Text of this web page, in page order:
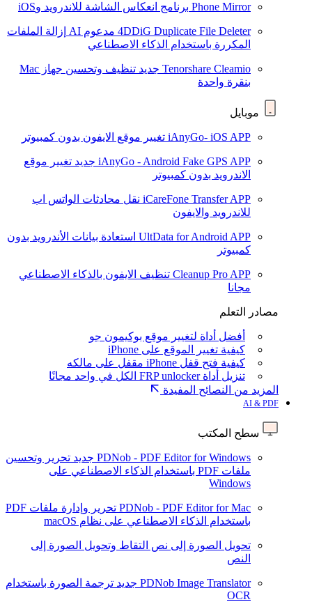
Phone Mirror برنامج انعكاس الشاشة للاندرويد وiOS
4DDiG Duplicate File Deleter مدعوم AI
إزالة الملفات
المكررة باستخدام الذكاء الاصطناعي
Tenorshare Cleamio جديد
تنظيف وتحسين جهاز Mac
بنقرة واحدة
موبايل
iAnyGo- iOS APP تغيير موقع الايفون بدون كمبيوتر
iAnyGo - Android Fake GPS APP جديد تغيير موقع
الاندرويد بدون كمبيوتر
iCareFone Transfer APP نقل محادثات الواتس اب
للاندرويد والايفون
UltData for Android APP استعادة بيانات الأندرويد بدون
كمبيوتر
Cleanup Pro APP تنظيف الايفون بالذكاء الاصطناعي
مجانا
مصادر التعلم
أفضل أداة لتغيير موقع بوكيمون جو
كيفية تغيير الموقع على iPhone
كيفية فتح قفل iPhone مقفل على مالكه
تنزيل أداة FRP unlocker الكل في واحد مجانًا
المزيد من النصائح المفيدة
AI & PDF
سطح المكتب
PDNob - PDF Editor for Windows جديد تحرير وتحسين
ملفات PDF باستخدام الذكاء الاصطناعي على
Windows
PDNob - PDF Editor for Mac
تحرير وإدارة ملفات PDF
باستخدام الذكاء الاصطناعي على نظام macOS
تحويل الصورة إلى نص التقاط وتحويل الصورة إلى
النص
PDNob Image Translator جديد ترجمة الصورة باستخدام
OCR